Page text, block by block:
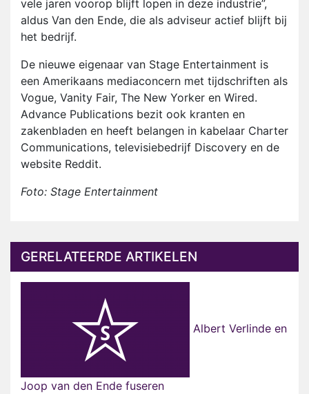
vele jaren voorop blijft lopen in deze industrie”,
aldus Van den Ende, die als adviseur actief blijft bij
het bedrijf.
De nieuwe eigenaar van Stage Entertainment is
een Amerikaans mediaconcern met tijdschriften als
Vogue, Vanity Fair, The New Yorker en Wired.
Advance Publications bezit ook kranten en
zakenbladen en heeft belangen in kabelaar Charter
Communications, televisiebedrijf Discovery en de
website Reddit.
Foto: Stage Entertainment
GERELATEERDE ARTIKELEN
Albert Verlinde en
Joop van den Ende fuseren